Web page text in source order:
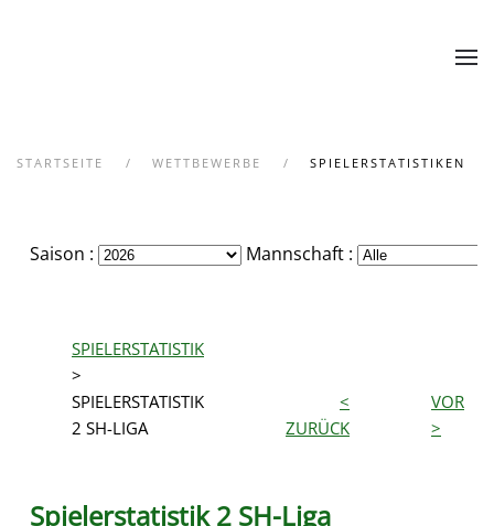
STARTSEITE WETTBEWERBE SPIELERSTATISTIKEN
Saison : Mannschaft :
SPIELERSTATISTIK
>
SPIELERSTATISTIK
2 SH-LIGA
<
ZURÜCK
VOR
>
Spielerstatistik 2 SH-Liga